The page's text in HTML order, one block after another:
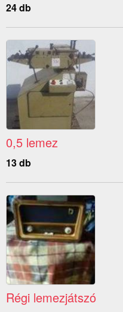
24 db
0,5 lemez
13 db
Régi lemezjátszó